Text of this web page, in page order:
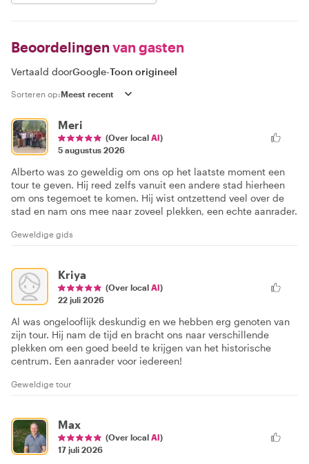
Beoordelingen van gasten
Vertaald doorGoogle-Toon origineel
Sorteren op:
Meri
(Over local Al)
5 augustus 2026
Alberto was zo geweldig om ons op het laatste moment een
tour te geven. Hij reed zelfs vanuit een andere stad hierheen
om ons tegemoet te komen. Hij wist ontzettend veel over de
stad en nam ons mee naar zoveel plekken, een echte aanrader.
Geweldige gids
Kriya
(Over local Al)
22 juli 2026
Al was ongelooflijk deskundig en we hebben erg genoten van
zijn tour. Hij nam de tijd en bracht ons naar verschillende
plekken om een goed beeld te krijgen van het historische
centrum. Een aanrader voor iedereen!
Geweldige tour
Max
(Over local Al)
17 juli 2026